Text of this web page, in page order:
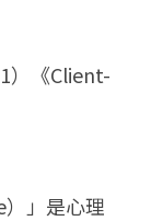
）《Client-
」是心理